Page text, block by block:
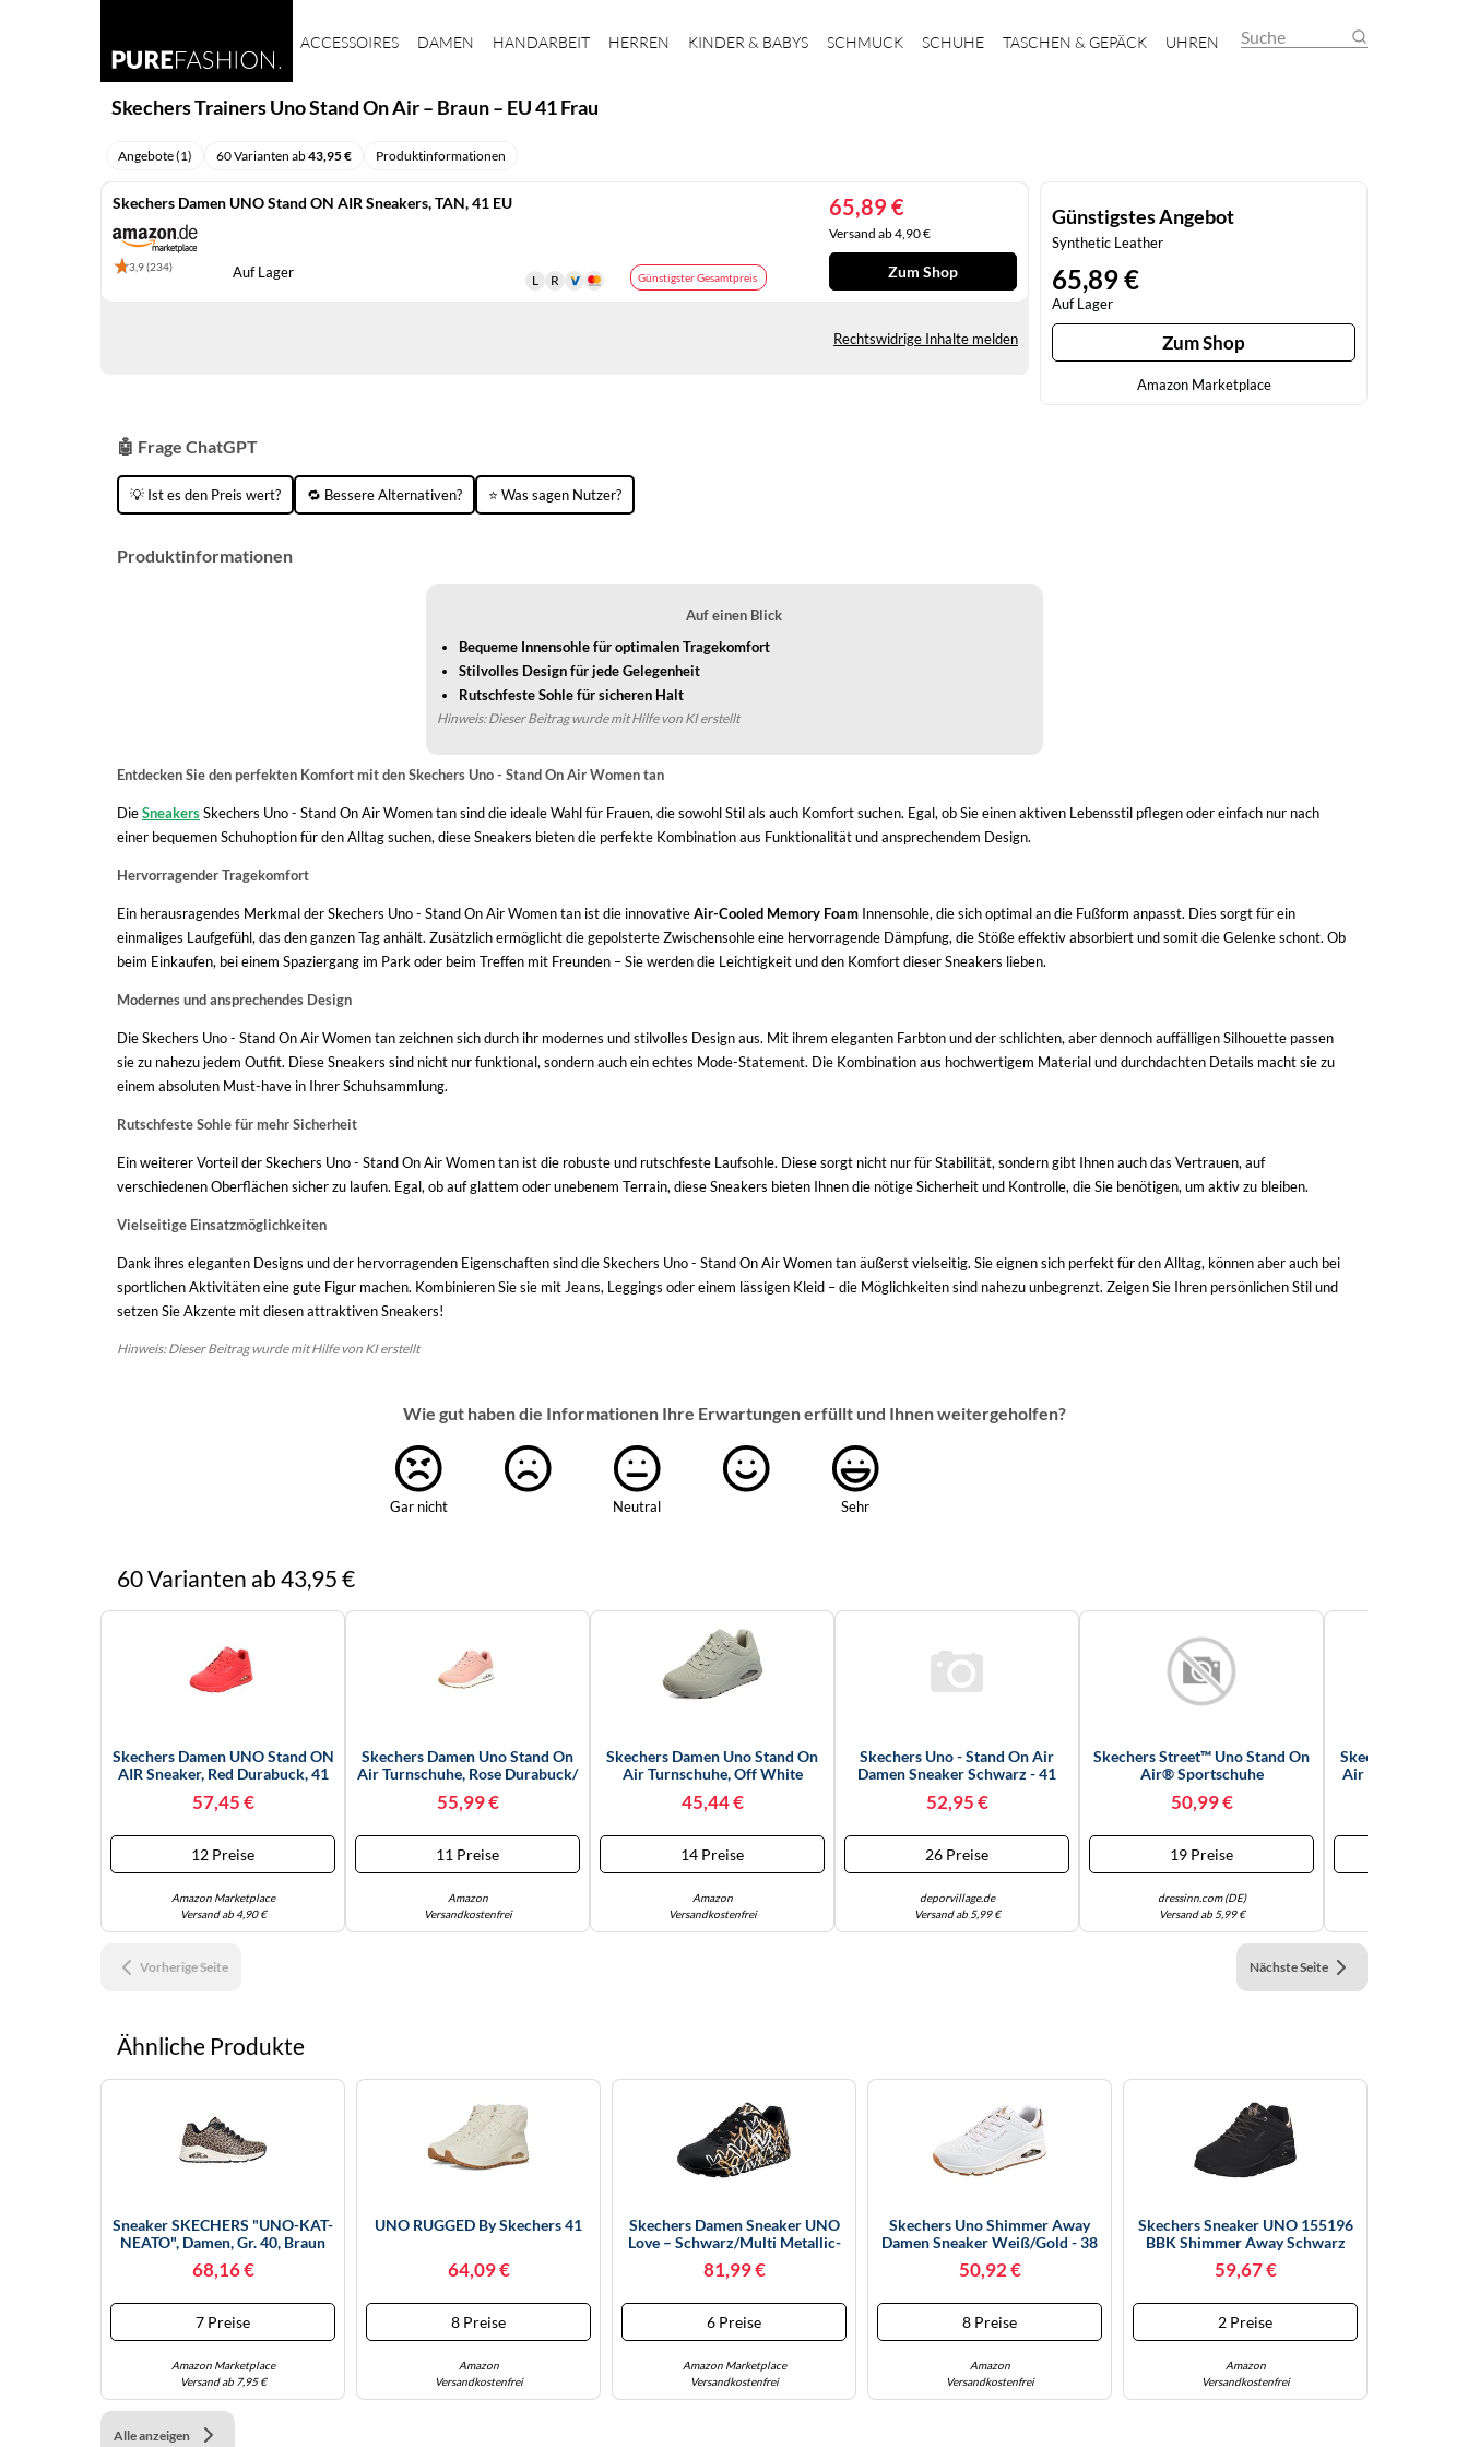
ACCESSOIRES DAMEN HANDARBEIT HERREN KINDER & BABYS SCHMUCK SCHUHE TASCHEN & GEPÄCK UHREN Suche
Skechers Trainers Uno Stand On Air – Braun – EU 41 Frau
Angebote (1) 60 Varianten ab43,95 € Produktinformationen
Skechers Damen UNO Stand ON AIR Sneakers, TAN, 41 EU
3,9 (234)
Günstigster Gesamtpreis
Auf Lager
65,89 €
Versand ab 4,90 €
Zum Shop
Rechtswidrige Inhalte melden
Günstigstes Angebot
Synthetic Leather
65,89 €
Auf Lager
Zum Shop
Amazon Marketplace
🤖 Frage ChatGPT
💡 Ist es den Preis wert? 🔁 Bessere Alternativen? ⭐ Was sagen Nutzer?
Produktinformationen
Auf einen Blick
Bequeme Innensohle für optimalen Tragekomfort
Stilvolles Design für jede Gelegenheit
Rutschfeste Sohle für sicheren Halt
Hinweis: Dieser Beitrag wurde mit Hilfe von KI erstellt
Entdecken Sie den perfekten Komfort mit den Skechers Uno - Stand On Air Women tan
DieSneakersSkechers Uno - Stand On Air Women tan sind die ideale Wahl für Frauen, die sowohl Stil als auch Komfort suchen. Egal, ob Sie einen aktiven Lebensstil pflegen oder einfach nur nach
einer bequemen Schuhoption für den Alltag suchen, diese Sneakers bieten die perfekte Kombination aus Funktionalität und ansprechendem Design.
Hervorragender Tragekomfort
Ein herausragendes Merkmal der Skechers Uno - Stand On Air Women tan ist die innovativeAir-Cooled Memory Foam Innensohle, die sich optimal an die Fußform anpasst. Dies sorgt für ein
einmaliges Laufgefühl, das den ganzen Tag anhält. Zusätzlich ermöglicht die gepolsterte Zwischensohle eine hervorragende Dämpfung, die Stöße effektiv absorbiert und somit die Gelenke schont. Ob
beim Einkaufen, bei einem Spaziergang im Park oder beim Treffen mit Freunden – Sie werden die Leichtigkeit und den Komfort dieser Sneakers lieben.
Modernes und ansprechendes Design
Die Skechers Uno - Stand On Air Women tan zeichnen sich durch ihr modernes und stilvolles Design aus. Mit ihrem eleganten Farbton und der schlichten, aber dennoch auffälligen Silhouette passen
sie zu nahezu jedem Outfit. Diese Sneakers sind nicht nur funktional, sondern auch ein echtes Mode-Statement. Die Kombination aus hochwertigem Material und durchdachten Details macht sie zu
einem absoluten Must-have in Ihrer Schuhsammlung.
Rutschfeste Sohle für mehr Sicherheit
Ein weiterer Vorteil der Skechers Uno - Stand On Air Women tan ist die robuste und rutschfeste Laufsohle. Diese sorgt nicht nur für Stabilität, sondern gibt Ihnen auch das Vertrauen, auf
verschiedenen Oberflächen sicher zu laufen. Egal, ob auf glattem oder unebenem Terrain, diese Sneakers bieten Ihnen die nötige Sicherheit und Kontrolle, die Sie benötigen, um aktiv zu bleiben.
Vielseitige Einsatzmöglichkeiten
Dank ihres eleganten Designs und der hervorragenden Eigenschaften sind die Skechers Uno - Stand On Air Women tan äußerst vielseitig. Sie eignen sich perfekt für den Alltag, können aber auch bei
sportlichen Aktivitäten eine gute Figur machen. Kombinieren Sie sie mit Jeans, Leggings oder einem lässigen Kleid – die Möglichkeiten sind nahezu unbegrenzt. Zeigen Sie Ihren persönlichen Stil und
setzen Sie Akzente mit diesen attraktiven Sneakers!
Hinweis: Dieser Beitrag wurde mit Hilfe von KI erstellt
Wie gut haben die Informationen Ihre Erwartungen erfüllt und Ihnen weitergeholfen?
Gar nicht Neutral Sehr
60 Varianten ab 43,95 €
Skechers Damen UNO Stand ON
AIR Sneaker, Red Durabuck, 41
57,45 €
12 Preise
Amazon Marketplace
Versand ab 4,90 €
Skechers Damen Uno Stand On
Air Turnschuhe, Rose Durabuck/
55,99 €
11 Preise
Amazon
Versandkostenfrei
Skechers Damen Uno Stand On
Air Turnschuhe, Off White
45,44 €
14 Preise
Amazon
Versandkostenfrei
Skechers Uno - Stand On Air
Damen Sneaker Schwarz - 41
52,95 €
26 Preise
deporvillage.de
Versand ab 5,99 €
Skechers Street™ Uno Stand On
Air® Sportschuhe
50,99 €
19 Preise
dressinn.com (DE)
Versand ab 5,99 €
Skechers Damen
Air Turnschuhe,
Vorherige Seite Nächste Seite
Ähnliche Produkte
Sneaker SKECHERS "UNO-KAT-
NEATO", Damen, Gr. 40, Braun
(braun, Leo), Lederimitat,
Animal-Print, Sportlich, Schuhe,
Topseller (61198367-40) Braun,
L
68,16 €
7 Preise
Amazon Marketplace
Versand ab 7,95 €
UNO RUGGED By Skechers 41
64,09 €
8 Preise
Amazon
Versandkostenfrei
Skechers Damen Sneaker UNO
Love – Schwarz/Multi Metallic-
Herzprint Durabuck – 35,5 EU
81,99 €
6 Preise
Amazon Marketplace
Versandkostenfrei
Skechers Uno Shimmer Away
Damen Sneaker Weiß/gold - 38
50,92 €
8 Preise
Amazon
Versandkostenfrei
Skechers Sneaker UNO 155196
BBK Shimmer Away Schwarz
Damen Größe 42
59,67 €
2 Preise
Amazon
Versandkostenfrei
Alle anzeigen